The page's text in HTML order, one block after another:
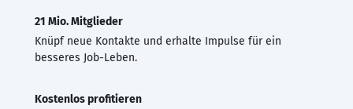
21 Mio. Mitglieder
Knüpf neue Kontakte und erhalte Impulse für ein
besseres Job-Leben.
Kostenlos profitieren